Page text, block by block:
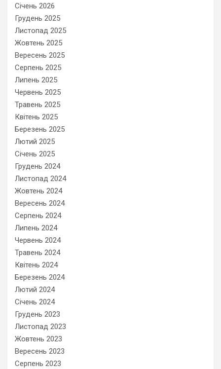
Січень 2026
Грудень 2025
Листопад 2025
Жовтень 2025
Вересень 2025
Серпень 2025
Липень 2025
Червень 2025
Травень 2025
Квітень 2025
Березень 2025
Лютий 2025
Січень 2025
Грудень 2024
Листопад 2024
Жовтень 2024
Вересень 2024
Серпень 2024
Липень 2024
Червень 2024
Травень 2024
Квітень 2024
Березень 2024
Лютий 2024
Січень 2024
Грудень 2023
Листопад 2023
Жовтень 2023
Вересень 2023
Серпень 2023